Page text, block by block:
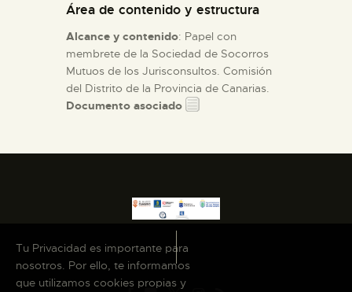
Área de contenido y estructura
Alcance y contenido: Papel con
membrete de la Sociedad de Socorros
Mutuos de los Jurisconsultos. Comisión
del Distrito de la Provincia de Canarias.
Documento asociado
Tu Privacidad es importante para
nosotros. Por ello, te informamos
que utilizamos cookies propias y